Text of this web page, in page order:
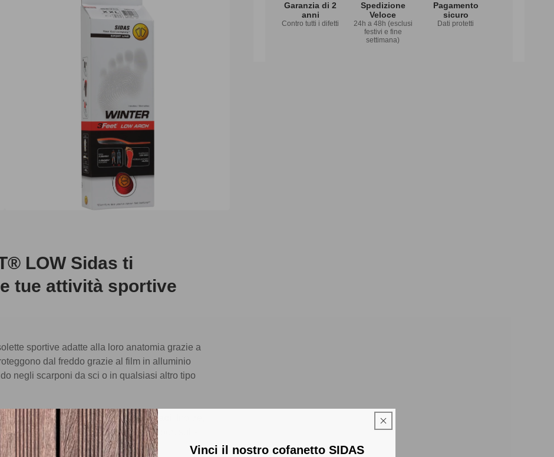
Garanzia di 2
anni
Contro tutti i difetti
Spedizione
Veloce
24h a 48h (esclusi
festivi e fine
settimana)
Pagamento
sicuro
Dati protetti
LOW Sidas ti
tue attività sportive
sportive adatte alla loro anatomia grazie a
dal freddo grazie al film in alluminio
negli scarponi da sci o in qualsiasi altro tipo
offrono sostegno e supporto efficaci
maggiore durante la pratica degli sport sulla
duraturo .
Vinci il nostro cofanetto SIDAS